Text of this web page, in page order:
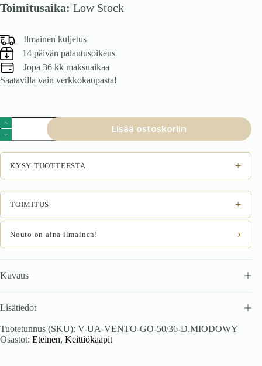
Toimitusaika: Low Stock
Ilmainen kuljetus
14 päivän palautusoikeus
Jopa 36 kk maksuaikaa
Saatavilla vain verkkokaupasta!
VENTO
GO-
50/36
liesituulekaappi,
väri:
hunajaoksa
määrä
Lisää ostoskoriin
KYSY TUOTTEESTA +
TOIMITUS +
Nouto on aina ilmainen! ›
Kuvaus
Lisätiedot
Tuotetunnus (SKU): V-UA-VENTO-GO-50/36-D.MIODOWY
Osastot: Eteinen, Keittiökaapit